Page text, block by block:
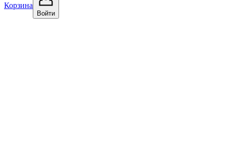
Корзина
Войти